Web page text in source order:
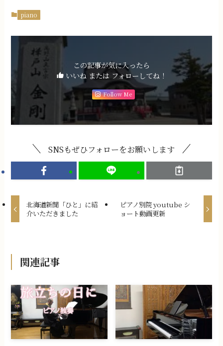
piano
この記事が気に入ったら
いいね または フォローしてね！
Follow Me
SNSもぜひフォローをお願いします
北海道新聞「ひと」に紹
介いただきました
ピアノ別院 youtube シ
ョート動画更新
関連記事